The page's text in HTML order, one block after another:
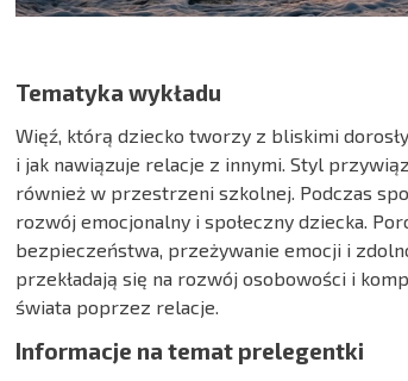
Tematyka wykładu
Więź, którą dziecko tworzy z bliskimi
i jak nawiązuje relacje z innymi. Styl
również w przestrzeni szkolnej. Podczas
rozwój emocjonalny i społeczny dziecka.
bezpieczeństwa, przeżywanie emocji i
przekładają się na rozwój osobowości i
świata poprzez relacje.
Informacje na temat prelegentki